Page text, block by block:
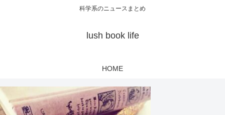
科学系のニュースまとめ
lush book life
HOME